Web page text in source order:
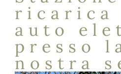
ricarica
auto
presso
nostra